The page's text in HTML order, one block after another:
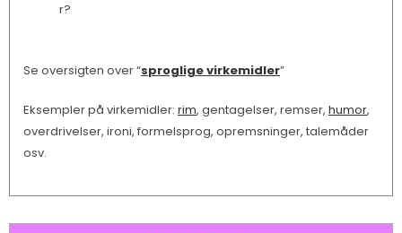
r?
Se oversigten over “sproglige virkemidler”
Eksempler på virkemidler: rim, gentagelser, remser, humor,
overdrivelser, ironi, formelsprog, opremsninger, talemåder
osv.